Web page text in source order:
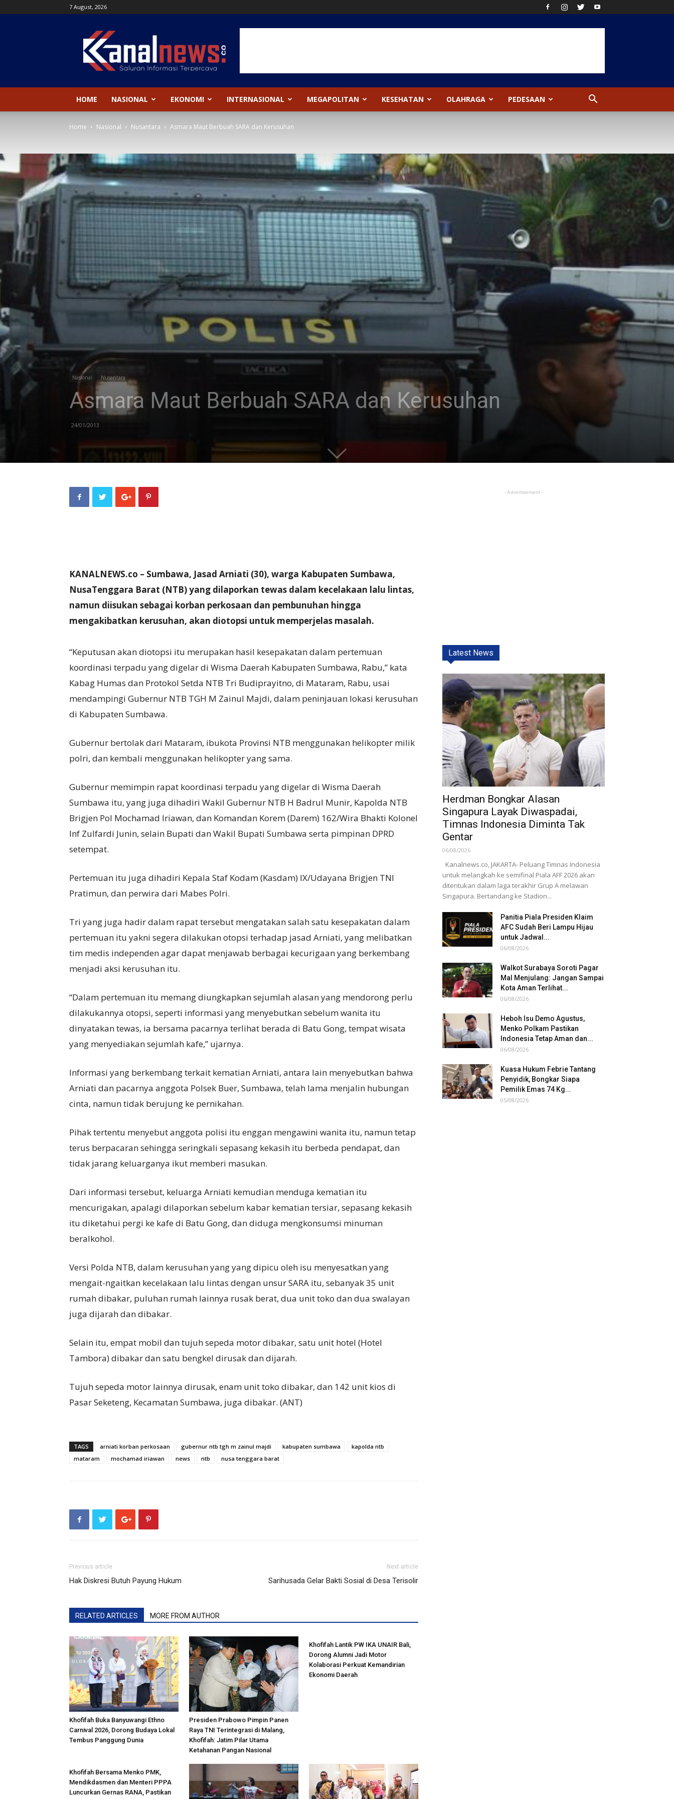
7 August, 2026
Kanal
News
HOME NASIONAL EKONOMI INTERNASIONAL MEGAPOLITAN KESEHATAN OLAHRAGA PEDESAAN
Home Nasional Nusantara Asmara Maut Berbuah SARA dan Kerusuhan
Nasional Nusantara
Asmara Maut Berbuah SARA dan Kerusuhan
24/01/2013
KANALNEWS.co – Sumbawa, Jasad Arniati (30), warga Kabupaten Sumbawa,
NusaTenggara Barat (NTB) yang dilaporkan tewas dalam kecelakaan lalu lintas,
namun diisukan sebagai korban perkosaan dan pembunuhan hingga
mengakibatkan kerusuhan, akan diotopsi untuk memperjelas masalah.
“Keputusan akan diotopsi itu merupakan hasil kesepakatan dalam pertemuan
koordinasi terpadu yang digelar di Wisma Daerah Kabupaten Sumbawa, Rabu,” kata
Kabag Humas dan Protokol Setda NTB Tri Budiprayitno, di Mataram, Rabu, usai
mendampingi Gubernur NTB TGH M Zainul Majdi, dalam peninjauan lokasi kerusuhan
di Kabupaten Sumbawa.
Gubernur bertolak dari Mataram, ibukota Provinsi NTB menggunakan helikopter milik
polri, dan kembali menggunakan helikopter yang sama.
Gubernur memimpin rapat koordinasi terpadu yang digelar di Wisma Daerah
Sumbawa itu, yang juga dihadiri Wakil Gubernur NTB H Badrul Munir, Kapolda NTB
Brigjen Pol Mochamad Iriawan, dan Komandan Korem (Darem) 162/Wira Bhakti Kolonel
Inf Zulfardi Junin, selain Bupati dan Wakil Bupati Sumbawa serta pimpinan DPRD
setempat.
Pertemuan itu juga dihadiri Kepala Staf Kodam (Kasdam) IX/Udayana Brigjen TNI
Pratimun, dan perwira dari Mabes Polri.
Tri yang juga hadir dalam rapat tersebut mengatakan salah satu kesepakatan dalam
pertemuan itu yakni segera dilakukan otopsi terhadap jasad Arniati, yang melibatkan
tim medis independen agar dapat menjawab berbagai kecurigaan yang berkembang
menjadi aksi kerusuhan itu.
“Dalam pertemuan itu memang diungkapkan sejumlah alasan yang mendorong perlu
dilakukannya otopsi, seperti informasi yang menyebutkan sebelum wanita itu
dinyatakan tewas, ia bersama pacarnya terlihat berada di Batu Gong, tempat wisata
yang menyediakan sejumlah kafe,” ujarnya.
Informasi yang berkembang terkait kematian Arniati, antara lain menyebutkan bahwa
Arniati dan pacarnya anggota Polsek Buer, Sumbawa, telah lama menjalin hubungan
cinta, namun tidak berujung ke pernikahan.
Pihak tertentu menyebut anggota polisi itu enggan mengawini wanita itu, namun tetap
terus berpacaran sehingga seringkali sepasang kekasih itu berbeda pendapat, dan
tidak jarang keluarganya ikut memberi masukan.
Dari informasi tersebut, keluarga Arniati kemudian menduga kematian itu
mencurigakan, apalagi dilaporkan sebelum kabar kematian tersiar, sepasang kekasih
itu diketahui pergi ke kafe di Batu Gong, dan diduga mengkonsumsi minuman
beralkohol.
Versi Polda NTB, dalam kerusuhan yang yang dipicu oleh isu menyesatkan yang
mengait-ngaitkan kecelakaan lalu lintas dengan unsur SARA itu, sebanyak 35 unit
rumah dibakar, puluhan rumah lainnya rusak berat, dua unit toko dan dua swalayan
juga dijarah dan dibakar.
Selain itu, empat mobil dan tujuh sepeda motor dibakar, satu unit hotel (Hotel
Tambora) dibakar dan satu bengkel dirusak dan dijarah.
Tujuh sepeda motor lainnya dirusak, enam unit toko dibakar, dan 142 unit kios di
Pasar Seketeng, Kecamatan Sumbawa, juga dibakar. (ANT)
TAGS arniati korban perkosaan gubernur ntb tgh m zainul majdi kabupaten sumbawa
kapolda ntb
mataram
mochamad iriawan news ntb nusa tenggara barat
Previous article
Hak Diskresi Butuh Payung Hukum
Next article
Sarihusada Gelar Bakti Sosial di Desa Terisolir
RELATED ARTICLES MORE FROM AUTHOR
Khofifah Buka Banyuwangi Ethno
Carnival 2026, Dorong Budaya Lokal
Tembus Panggung Dunia
Presiden Prabowo Pimpin Panen
Raya TNI Terintegrasi di Malang,
Khofifah: Jatim Pilar Utama
Ketahanan Pangan Nasional
Khofifah Lantik PW IKA UNAIR Bali,
Dorong Alumni Jadi Motor
Kolaborasi Perkuat Kemandirian
Ekonomi Daerah
Khofifah Bersama Menko PMK,
Mendikdasmen dan Menteri PPPA
Luncurkan Gernas RANA, Pastikan
- Advertisement -
Latest News
Herdman Bongkar Alasan
Singapura Layak Diwaspadai,
Timnas Indonesia Diminta Tak
Gentar
06/08/2026
Kanalnews.co, JAKARTA- Peluang Timnas Indonesia
untuk melangkah ke semifinal Piala AFF 2026 akan
ditentukan dalam laga terakhir Grup A melawan
Singapura. Bertandang ke Stadion...
Panitia Piala Presiden Klaim
AFC Sudah Beri Lampu Hijau
untuk Jadwal...
06/08/2026
Walkot Surabaya Soroti Pagar
Mal Menjulang: Jangan Sampai
Kota Aman Terlihat...
06/08/2026
Heboh Isu Demo Agustus,
Menko Polkam Pastikan
Indonesia Tetap Aman dan...
06/08/2026
Kuasa Hukum Febrie Tantang
Penyidik, Bongkar Siapa
Pemilik Emas 74 Kg...
05/08/2026